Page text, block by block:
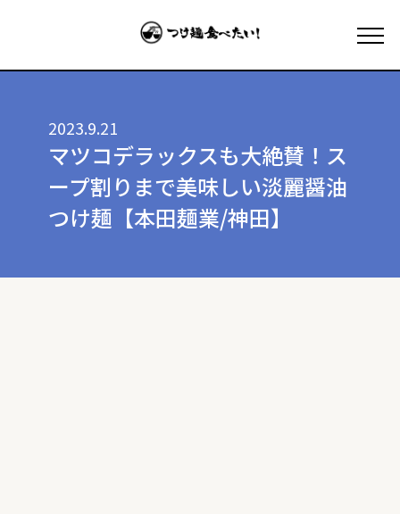
2023.9.21
マツコデラックスも大絶賛！ス
ープ割りまで美味しい淡麗醤油
つけ麺【本田麺業/神田】